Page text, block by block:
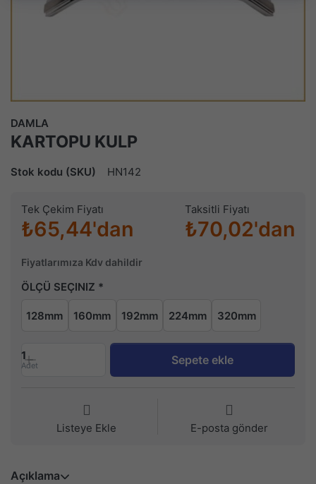
DAMLA
KARTOPU KULP
Stok kodu (SKU) HN142
Tek Çekim Fiyatı
₺65,44'dan
Taksitli Fiyatı
₺70,02'dan
Fiyatlarımıza Kdv dahildir
ÖLÇÜ SEÇINIZ
128mm 160mm 192mm 224mm 320mm
1
Adet Sepete ekle
Listeye Ekle E-posta gönder
Açıklama